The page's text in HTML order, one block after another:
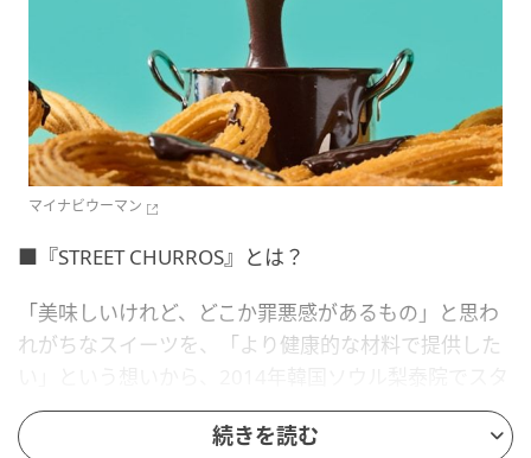
マイナビウーマン
■『STREET CHURROS』とは？
「美味しいけれど、どこか罪悪感があるもの」と思わ
れがちなスイーツを、「より健康的な材料で提供した
ート。韓国で120店舗と爆発的な人気を誇るだけでな
く、世界9カ国で愛されるチュロス専門店です。
続きを読む